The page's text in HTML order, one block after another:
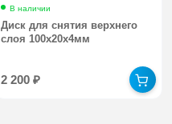
В наличии
Диск для снятия верхнего
слоя 100х20х4мм
2 200₽